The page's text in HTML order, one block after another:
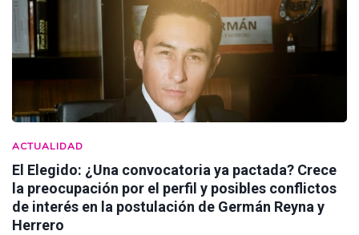
ACTUALIDAD
El Elegido: ¿Una convocatoria ya pactada? Crece
la preocupación por el perfil y posibles conflictos
de interés en la postulación de Germán Reyna y
Herrero